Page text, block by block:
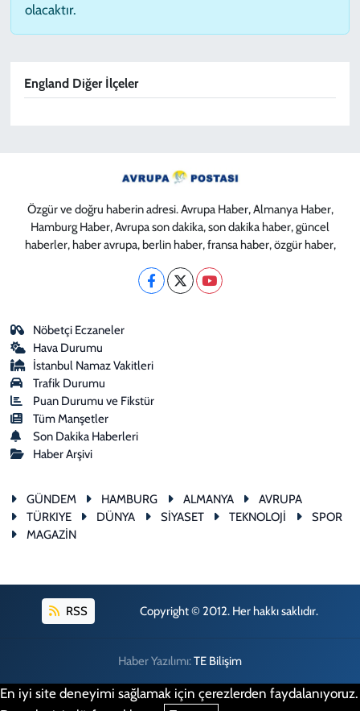
olacaktır.
England Diğer İlçeler
Özgür ve doğru haberin adresi. Avrupa Haber, Almanya Haber,
Hamburg Haber, Avrupa son dakika, son dakika haber, güncel
haberler, haber avrupa, berlin haber, fransa haber, özgür haber,
Nöbetçi Eczaneler
Hava Durumu
İstanbul Namaz Vakitleri
Trafik Durumu
Puan Durumu ve Fikstür
Tüm Manşetler
Son Dakika Haberleri
Haber Arşivi
GÜNDEM HAMBURG ALMANYA
AVRUPA
TÜRKIYE
DÜNYA SİYASET TEKNOLOJİ
SPOR
MAGAZİN
RSS Copyright © 2012. Her hakkı saklıdır.
Haber Yazılımı:TE Bilişim
En iyi site deneyimi sağlamak için çerezlerden faydalanıyoruz.